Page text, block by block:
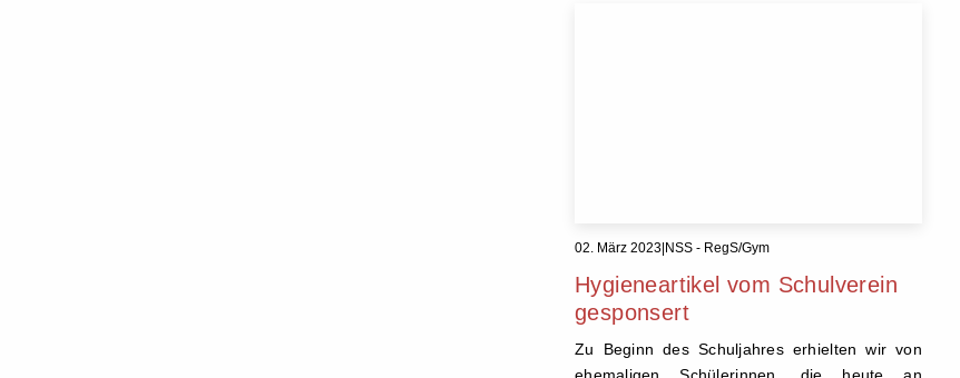
02. März 2023 NSS - RegS/Gym
Hygieneartikel vom Schulverein
gesponsert
Zu Beginn des Schuljahres erhielten wir von